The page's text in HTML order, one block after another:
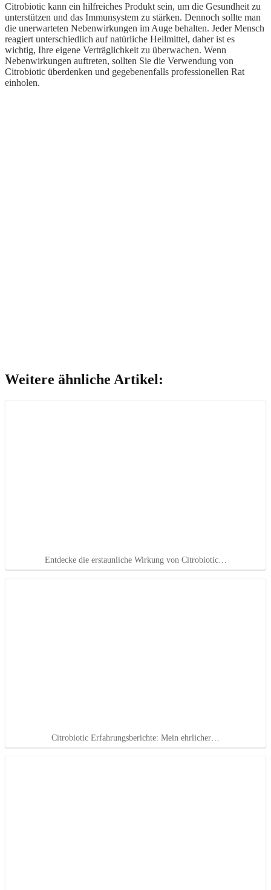
Citrobiotic kann ein hilfreiches Produkt sein, um die Gesundheit zu
unterstützen und das Immunsystem zu stärken. Dennoch sollte man
die unerwarteten Nebenwirkungen im Auge behalten. Jeder Mensch
reagiert unterschiedlich auf natürliche Heilmittel, daher ist es
wichtig, Ihre eigene Verträglichkeit zu überwachen. Wenn
Nebenwirkungen auftreten, sollten Sie die Verwendung von
Citrobiotic überdenken und gegebenenfalls professionellen Rat
einholen.
Weitere ähnliche Artikel:
Entdecke die erstaunliche Wirkung von Citrobiotic…
Citrobiotic Erfahrungsberichte: Mein ehrlicher…